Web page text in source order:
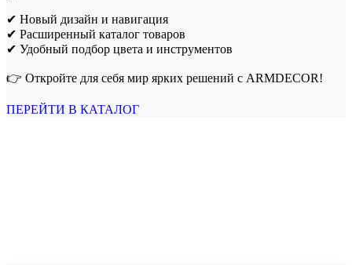
✔ Новый дизайн и навигация
✔ Расширенный каталог товаров
✔ Удобный подбор цвета и инструментов
👉 Откройте для себя мир ярких решений с ARMDECOR!
ПЕРЕЙТИ В КАТАЛОГ